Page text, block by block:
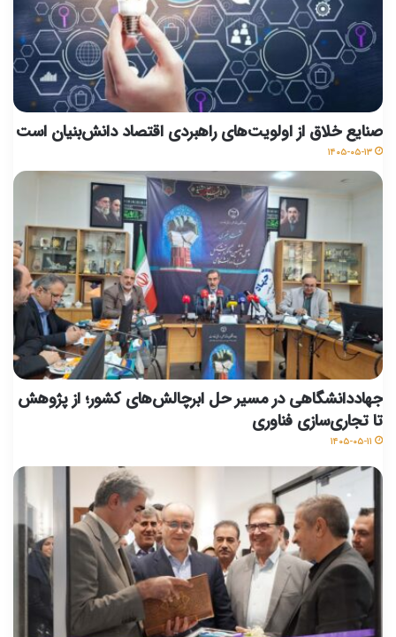
صنایع خلاق از اولویت‌های راهبردی اقتصاد دانش‌بنیان است
۱۴۰۵-۰۵-۱۳
جهاددانشگاهی در مسیر حل ابرچالش‌های کشور؛ از پژوهش
تا تجاری‌سازی فناوری
۱۴۰۵-۰۵-۱۱